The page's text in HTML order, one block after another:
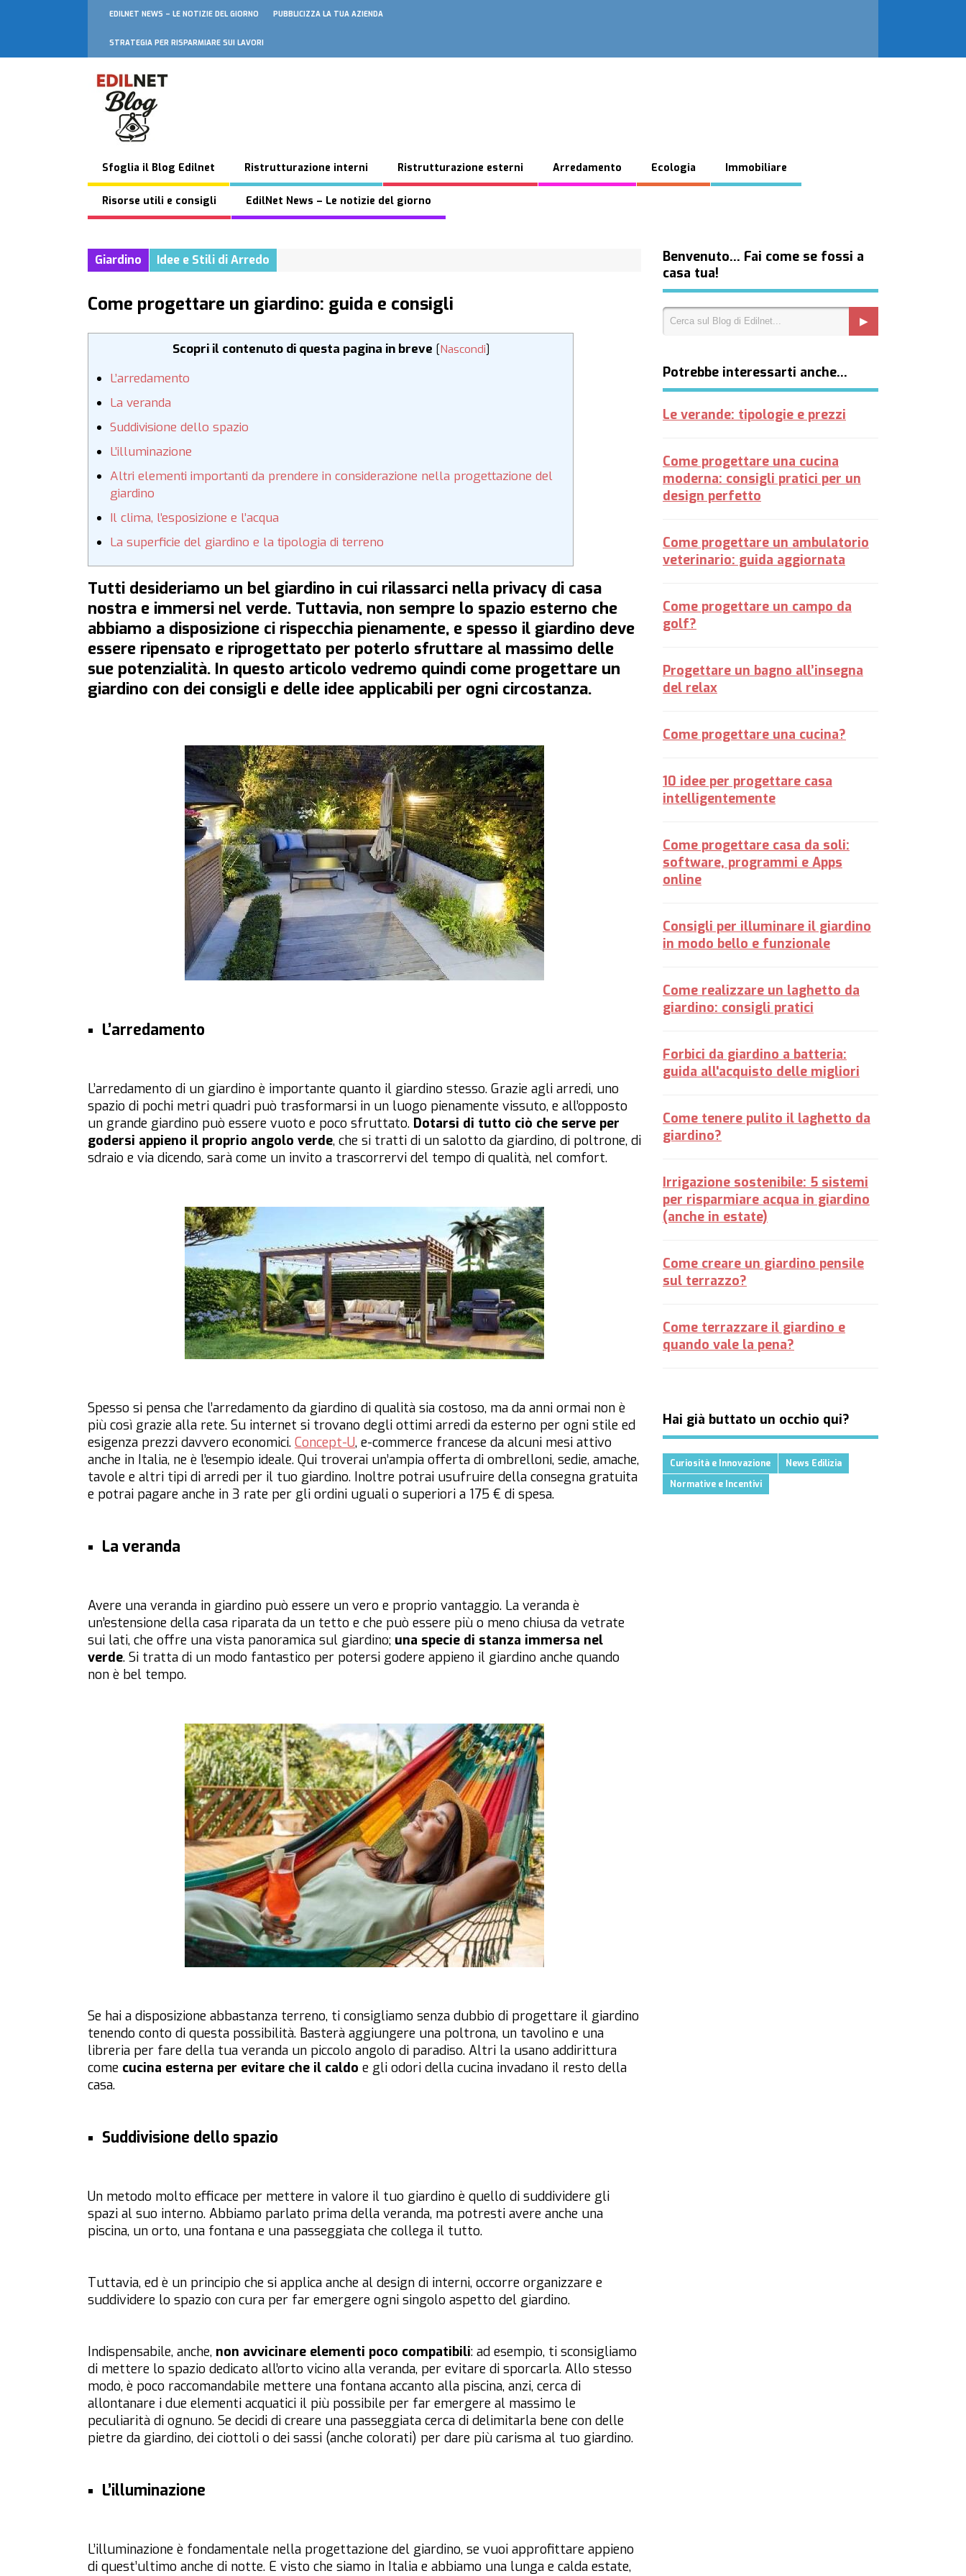
EDILNET NEWS – LE NOTIZIE DEL GIORNO PUBBLICIZZA LA TUA AZIENDA
STRATEGIA PER RISPARMIARE SUI LAVORI
Sfoglia il Blog Edilnet Ristrutturazione interni Ristrutturazione esterni Arredamento Ecologia Immobiliare
Risorse utili e consigli EdilNet News – Le notizie del giorno
Giardino Idee e Stili di Arredo
Come progettare un giardino: guida e consigli
Scopri il contenuto di questa pagina in breve [Nascondi]
L’arredamento
La veranda
Suddivisione dello spazio
L’illuminazione
Altri elementi importanti da prendere in considerazione nella progettazione del
giardino
Il clima, l’esposizione e l’acqua
La superficie del giardino e la tipologia di terreno
Tutti desideriamo un bel giardino in cui rilassarci nella privacy di casa
nostra e immersi nel verde. Tuttavia, non sempre lo spazio esterno che
abbiamo a disposizione ci rispecchia pienamente, e spesso il giardino deve
essere ripensato e riprogettato per poterlo sfruttare al massimo delle
sue potenzialità. In questo articolo vedremo quindi come progettare un
giardino con dei consigli e delle idee applicabili per ogni circostanza.
L’arredamento
L’arredamento di un giardino è importante quanto il giardino stesso. Grazie agli arredi, uno
spazio di pochi metri quadri può trasformarsi in un luogo pienamente vissuto, e all’opposto
un grande giardino può essere vuoto e poco sfruttato. Dotarsi di tutto ciò che serve per
godersi appieno il proprio angolo verde, che si tratti di un salotto da giardino, di poltrone, di
sdraio e via dicendo, sarà come un invito a trascorrervi del tempo di qualità, nel comfort.
Spesso si pensa che l’arredamento da giardino di qualità sia costoso, ma da anni ormai non è
più così grazie alla rete. Su internet si trovano degli ottimi arredi da esterno per ogni stile ed
esigenza prezzi davvero economici. Concept-U, e-commerce francese da alcuni mesi attivo
anche in Italia, ne è l’esempio ideale. Qui troverai un’ampia offerta di ombrelloni, sedie, amache,
tavole e altri tipi di arredi per il tuo giardino. Inoltre potrai usufruire della consegna gratuita
e potrai pagare anche in 3 rate per gli ordini uguali o superiori a 175 € di spesa.
La veranda
Avere una veranda in giardino può essere un vero e proprio vantaggio. La veranda è
un’estensione della casa riparata da un tetto e che può essere più o meno chiusa da vetrate
sui lati, che offre una vista panoramica sul giardino; una specie di stanza immersa nel
verde. Si tratta di un modo fantastico per potersi godere appieno il giardino anche quando
non è bel tempo.
Se hai a disposizione abbastanza terreno, ti consigliamo senza dubbio di progettare il giardino
tenendo conto di questa possibilità. Basterà aggiungere una poltrona, un tavolino e una
libreria per fare della tua veranda un piccolo angolo di paradiso. Altri la usano addirittura
come cucina esterna per evitare che il caldo e gli odori della cucina invadano il resto della
casa.
Suddivisione dello spazio
Un metodo molto efficace per mettere in valore il tuo giardino è quello di suddividere gli
spazi al suo interno. Abbiamo parlato prima della veranda, ma potresti avere anche una
piscina, un orto, una fontana e una passeggiata che collega il tutto.
Tuttavia, ed è un principio che si applica anche al design di interni, occorre organizzare e
suddividere lo spazio con cura per far emergere ogni singolo aspetto del giardino.
Indispensabile, anche, non avvicinare elementi poco compatibili: ad esempio, ti sconsigliamo
di mettere lo spazio dedicato all’orto vicino alla veranda, per evitare di sporcarla. Allo stesso
modo, è poco raccomandabile mettere una fontana accanto alla piscina, anzi, cerca di
allontanare i due elementi acquatici il più possibile per far emergere al massimo le
peculiarità di ognuno. Se decidi di creare una passeggiata cerca di delimitarla bene con delle
pietre da giardino, dei ciottoli o dei sassi (anche colorati) per dare più carisma al tuo giardino.
L’illuminazione
L’illuminazione è fondamentale nella progettazione del giardino, se vuoi approfittare appieno
di quest’ultimo anche di notte. E visto che siamo in Italia e abbiamo una lunga e calda estate,
Benvenuto… Fai come se fossi a
casa tua!
Potrebbe interessarti anche…
Le verande: tipologie e prezzi
Come progettare una cucina
moderna: consigli pratici per un
design perfetto
Come progettare un ambulatorio
veterinario: guida aggiornata
Come progettare un campo da
golf?
Progettare un bagno all’insegna
del relax
Come progettare una cucina?
10 idee per progettare casa
intelligentemente
Come progettare casa da soli:
software, programmi e Apps
online
Consigli per illuminare il giardino
in modo bello e funzionale
Come realizzare un laghetto da
giardino: consigli pratici
Forbici da giardino a batteria:
guida all'acquisto delle migliori
Come tenere pulito il laghetto da
giardino?
Irrigazione sostenibile: 5 sistemi
per risparmiare acqua in giardino
(anche in estate)
Come creare un giardino pensile
sul terrazzo?
Come terrazzare il giardino e
quando vale la pena?
Hai già buttato un occhio qui?
Curiosità e Innovazione
News Edilizia
Normative e Incentivi